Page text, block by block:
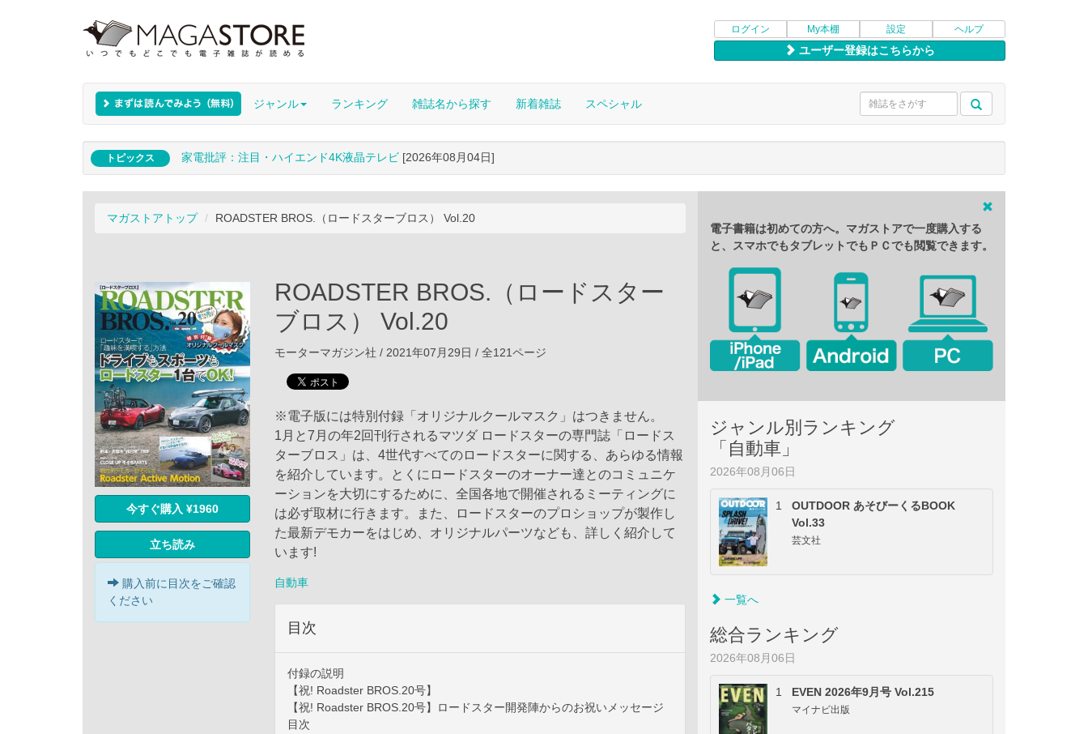
ログイン My本棚 設定 ヘルプ
ユーザー登録はこちらから
ジャンル ランキング 雑誌名から探す 新着雑誌 スペシャル
トピックス 家電批評：注目・ハイエンド4K液晶テレビ [2026年08月04日]
マガストアトップ ROADSTER BROS.（ロードスターブロス） Vol.20
今すぐ購入 ¥1960
立ち読み
購入前に目次をご確認
ください
ROADSTER BROS.（ロードスター
ブロス） Vol.20
モーターマガジン社 / 2021年07月29日 / 全121ページ
※電子版には特別付録「オリジナルクールマスク」はつきません。
1月と7月の年2回刊行されるマツダ ロードスターの専門誌「ロードス
ターブロス」は、4世代すべてのロードスターに関する、あらゆる情報
を紹介しています。とくにロードスターのオーナー達とのコミュニケ
ーションを大切にするために、全国各地で開催されるミーティングに
は必ず取材に行きます。また、ロードスターのプロショップが製作し
た最新デモカーをはじめ、オリジナルパーツなども、詳しく紹介して
います!
自動車
目次
付録の説明
【祝! Roadster BROS.20号】
【祝! Roadster BROS.20号】ロードスター開発陣からのお祝いメッセージ
目次
電子書籍は初めての方へ。マガストアで一度購入する
と、スマホでもタブレットでもＰＣでも閲覧できます。
ジャンル別ランキング
「自動車」
2026年08月06日
1
OUTDOOR あそびーくるBOOK
Vol.33
芸文社
一覧へ
総合ランキング
2026年08月06日
1 EVEN 2026年9月号 Vol.215
マイナビ出版